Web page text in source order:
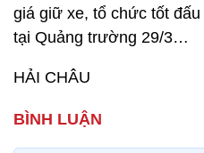
giá giữ xe, tổ chức tốt
tại Quảng trường 29/3…
HẢI CHÂU